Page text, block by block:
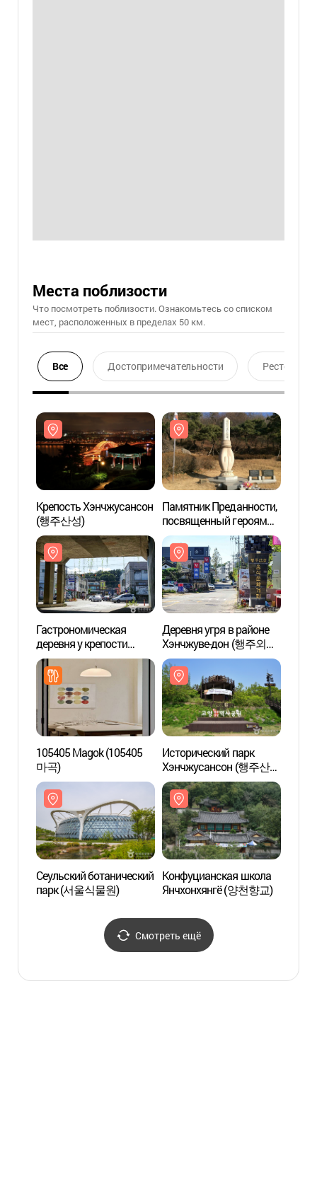
Места поблизости
Что посмотреть поблизости. Ознакомьтесь со списком
мест, расположенных в пределах 50 км.
Все Достопримечательности Ресторан
Крепость Хэнчжусансон
(행주산성)
Памятник Преданности,
посвященный героям
страны (호국충혼위령비)
Гастрономическая
деревня у крепости
Хэнчжусансон
(행주산성먹거리촌)
Деревня угря в районе
Хэнчжуве-дон (행주외동
장어마을)
105405 Magok (105405
마곡)
Исторический парк
Хэнчжусансон (행주산성
역사공원)
Сеульский ботанический
парк (서울식물원)
Конфуцианская школа
Янчхонхянгё (양천향교)
Смотреть ещё